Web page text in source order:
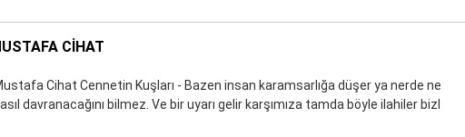
CIHAT
Cihat Cennetin Kuşları - Bazen insan karamsarlığa düşer ya nerde ne
davranacağını bilmez. Ve bir uyarı gelir karşımıza tamda böyle ilahiler bizl